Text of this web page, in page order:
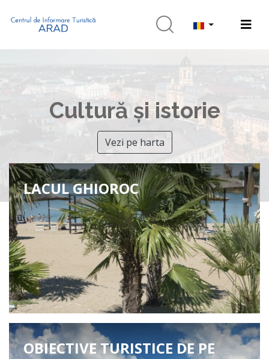
Cultură și istorie
Vezi pe harta
LACUL GHIOROC
OBIECTIVE TURISTICE DE PE